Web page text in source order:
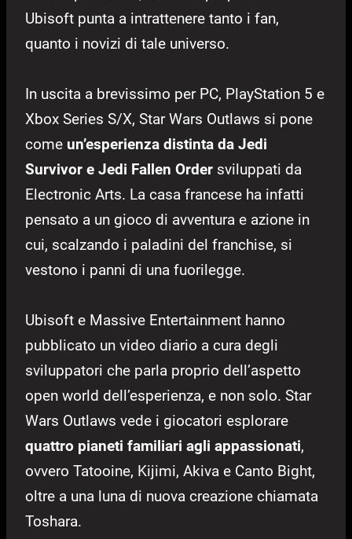
Ubisoft punta a intrattenere tanto i fan,
quanto i novizi di tale universo.
In uscita a brevissimo per PC, PlayStation 5 e
Xbox Series S/X, Star Wars Outlaws si pone
come un’esperienza distinta da Jedi
Survivor e Jedi Fallen Order sviluppati da
Electronic Arts. La casa francese ha infatti
pensato a un gioco di avventura e azione in
cui, scalzando i paladini del franchise, si
vestono i panni di una fuorilegge.
Ubisoft e Massive Entertainment hanno
pubblicato un video diario a cura degli
sviluppatori che parla proprio dell’aspetto
open world dell’esperienza, e non solo. Star
Wars Outlaws vede i giocatori esplorare
quattro pianeti familiari agli appassionati,
ovvero Tatooine, Kijimi, Akiva e Canto Bight,
oltre a una luna di nuova creazione chiamata
Toshara.